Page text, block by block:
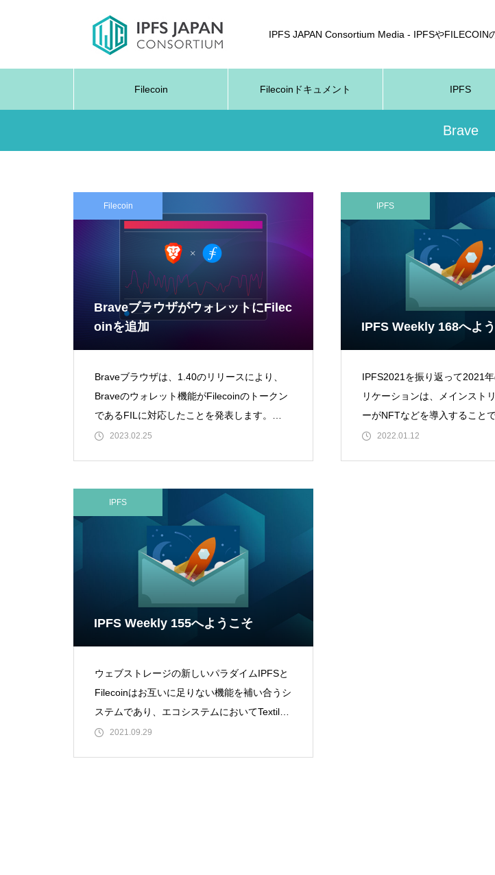
IPFS JAPAN Consortium Media - IPFSやFILECOIN
Filecoin Filecoinドキュメント IPFS
Brave
Filecoin
BraveブラウザがウォレットにFilec
oinを追加
Braveブラウザは、1.40のリリースにより、
Braveのウォレット機能がFilecoinのトークン
であるFILに対応したことを発表します。
Braveの5600万人以上のユーザーは、ブラウ
2023.02.25
IPFS
IPFS Weekly 168へよ
IPFS2021を振り返って2021
リケーションは、メインスト
ーがNFTなどを導入すること
を収めました。これは、分散型
2022.01.12
IPFS
IPFS Weekly 155へようこそ
ウェブストレージの新しいパラダイムIPFSと
Filecoinはお互いに足りない機能を補い合うシ
ステムであり、エコシステムにおいてTextile
やEstuaryのようなツールを
2021.09.29